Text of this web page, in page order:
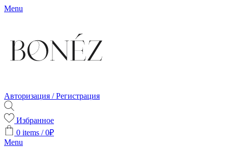
Menu
Авторизация / Регистрация
Избранное
0 items / 0₽
Menu